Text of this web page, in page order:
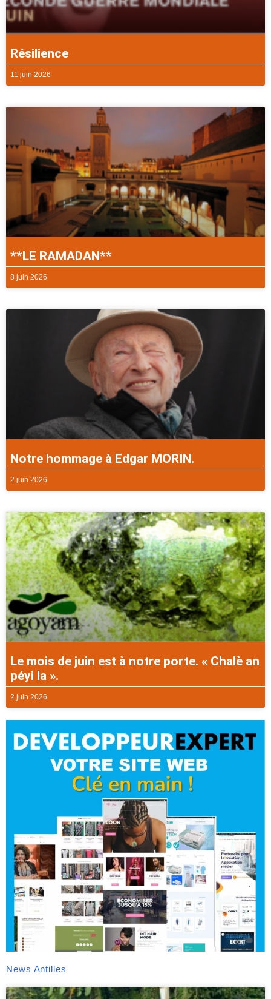
Résilience
11 juin 2026
**LE RAMADAN**
8 juin 2026
Notre hommage à Edgar MORIN.
2 juin 2026
Le mois de juin est à notre porte. « Chalè an
péyi la ».
2 juin 2026
News Antilles